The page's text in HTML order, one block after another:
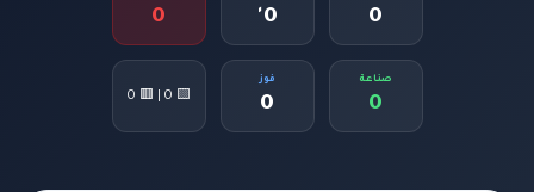
0
0'
0
صناعة
0
فوز
0
🟨 0 | 🟥 0